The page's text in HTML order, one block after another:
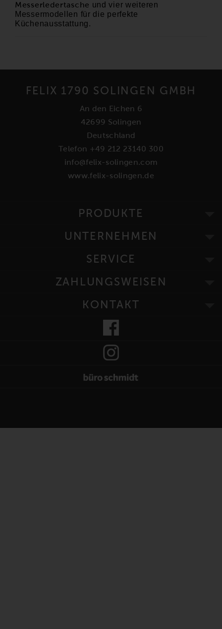
Messerledertasche und vier weiteren
Messermodellen für die perfekte
Küchenausstattung.
FELIX 1790 SOLINGEN GMBH
An den Eichen 6
42699 Solingen
Deutschland
Telefon +49 212 23140 300
info@felix-solingen.com
www.felix-solingen.de
PRODUKTE
UNTERNEHMEN
SERVICE
ZAHLUNGSWEISEN
KONTAKT